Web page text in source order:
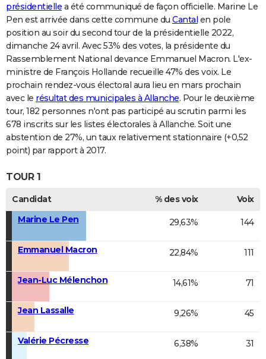
présidentielle a été communiqué de façon officielle. Marine Le
Pen est arrivée dans cette commune du Cantal en pole
position au soir du second tour de la présidentielle 2022,
dimanche 24 avril. Avec 53% des votes, la présidente du
Rassemblement National devance Emmanuel Macron. L'ex-
ministre de François Hollande recueille 47% des voix. Le
prochain rendez-vous électoral aura lieu en mars prochain
avec le résultat des municipales à Allanche. Pour le deuxième
tour, 182 personnes n'ont pas participé au scrutin parmi les
678 inscrits sur les listes électorales à Allanche. Soit une
abstention de 27%, un taux relativement stationnaire (+0,52
point) par rapport à 2017.
TOUR 1
Candidat % des voix
Voix
Marine Le Pen
29,63% 144
Emmanuel Macron 22,84% 111
Jean-Luc Mélenchon 14,61% 71
Jean Lassalle 9,26% 45
Valérie Pécresse 6,38% 31